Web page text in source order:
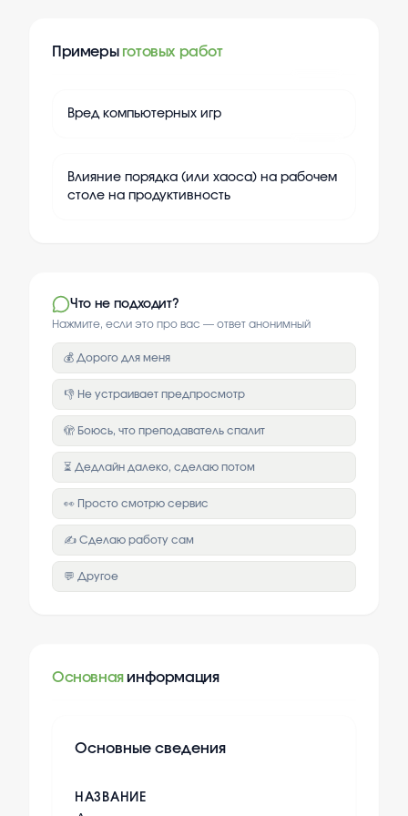
Примеры готовых работ
Вред компьютерных игр
Влияние порядка (или хаоса) на рабочем
столе на продуктивность
Что не подходит?
Нажмите, если это про вас — ответ анонимный
💰 Дорого для меня
👎 Не устраивает предпросмотр
🫣 Боюсь, что преподаватель спалит
⏳ Дедлайн далеко, сделаю потом
👀 Просто смотрю сервис
✍️ Сделаю работу сам
💬 Другое
Основная информация
Основные сведения
НАЗВАНИЕ